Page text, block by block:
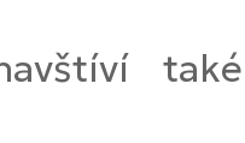
navštíví